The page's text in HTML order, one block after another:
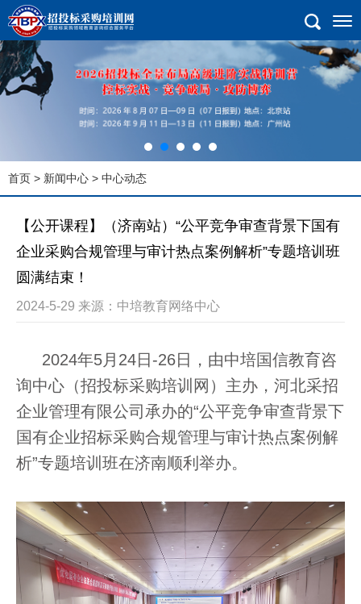
首页 > 新闻中心 > 中心动态
【公开课程】（济南站）“公平竞争审查背景下国有
企业采购合规管理与审计热点案例解析”专题培训班
圆满结束！
2024-5-29 来源：中培教育网络中心
2024年5月24日 -26日，由中培国信教育咨
询中心（招投标采购培训网）主办，河北采招
企业管理有限公司承办的“公平竞争审查背景下
国有企业招标采购合规管理与审计热点案例解
析”专题培训班在济南顺利举办。